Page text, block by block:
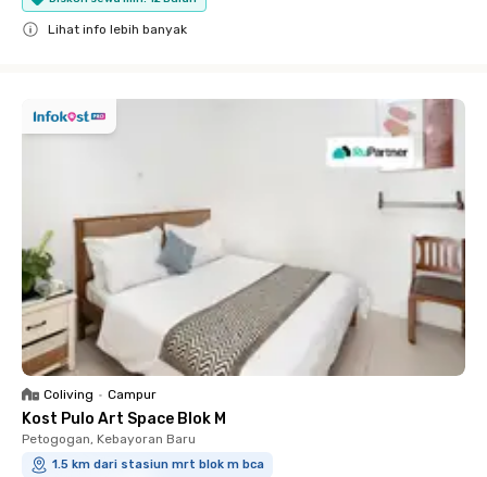
Lihat info lebih banyak
Coliving • Campur
Kost Pulo Art Space Blok M
Petogogan, Kebayoran Baru
1.5 km dari stasiun mrt blok m bca